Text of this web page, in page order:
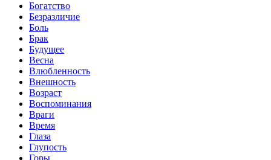
Богатство
Безразличие
Боль
Брак
Будущее
Весна
Влюбленность
Внешность
Возраст
Воспоминания
Враги
Время
Глаза
Глупость